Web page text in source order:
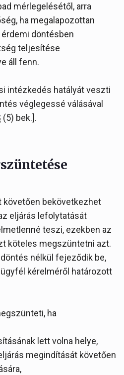
mérlegelésétől, arra
ha megalapozottan
döntésben
teljesítése
áll fenn.
intézkedés hatályát veszti
véglegessé válásával
(5) bek.].
követően bekövetkezhet
eljárás lefolytatását
teszi, ezekben az
köteles megszüntetni azt.
nélkül fejeződik be,
kérelméről határozott
ha
lett volna helye,
megindítását követően